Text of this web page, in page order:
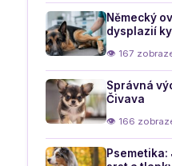
Německý
dysplazií
👁 167
Správná
Čivava
👁 166